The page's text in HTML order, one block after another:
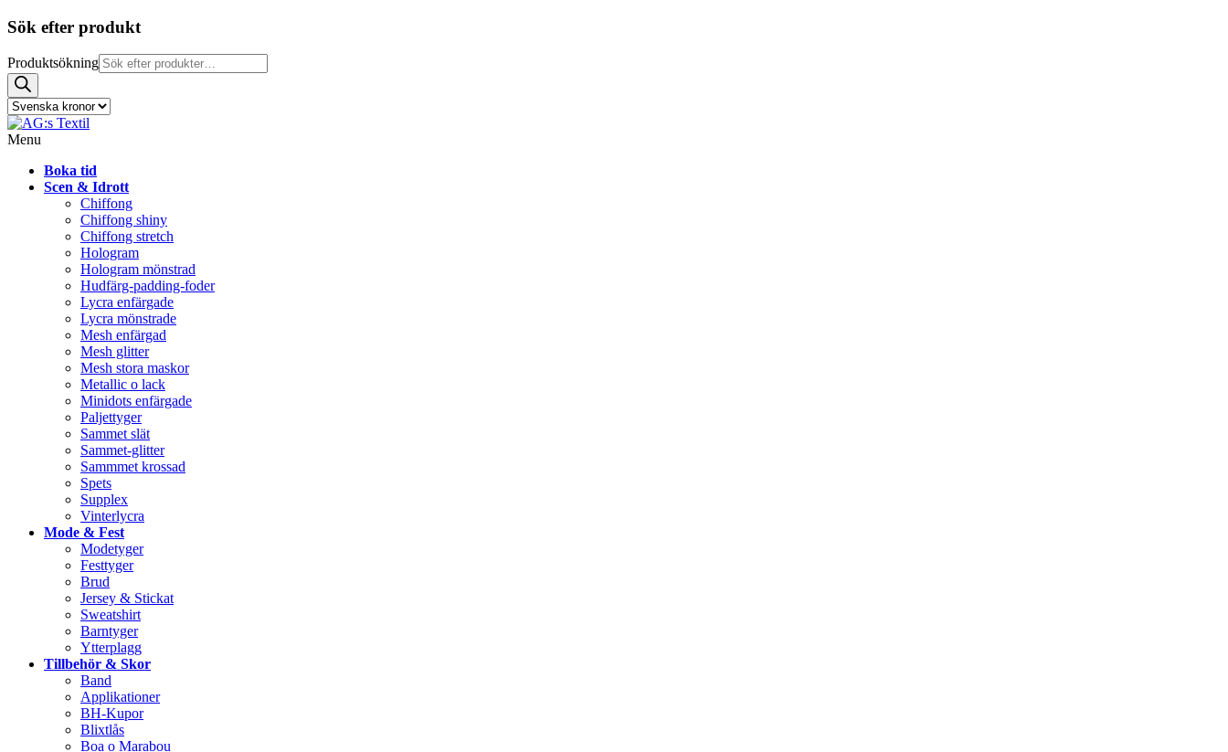
Sök efter produkt
Produktsökning
Menu
Boka tid
Scen & Idrott
Chiffong
Chiffong shiny
Chiffong stretch
Hologram
Hologram mönstrad
Hudfärg-padding-foder
Lycra enfärgade
Lycra mönstrade
Mesh enfärgad
Mesh glitter
Mesh stora maskor
Metallic o lack
Minidots enfärgade
Paljettyger
Sammet slät
Sammet-glitter
Sammmet krossad
Spets
Supplex
Vinterlycra
Mode & Fest
Modetyger
Festtyger
Brud
Jersey & Stickat
Sweatshirt
Barntyger
Ytterplagg
Tillbehör & Skor
Band
Applikationer
BH-Kupor
Blixtlås
Boa o Marabou